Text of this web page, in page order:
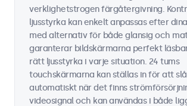
verklighetstrogen färgåtergivning.
ljusstyrka kan enkelt anpassas efter
med alternativ för både glansig och
garanterar bildskärmarna perfekt
rätt ljusstyrka i varje situation. 24 tums
touchskärmarna kan ställas in för att
automatiskt när det finns
videosignal och kan användas i både